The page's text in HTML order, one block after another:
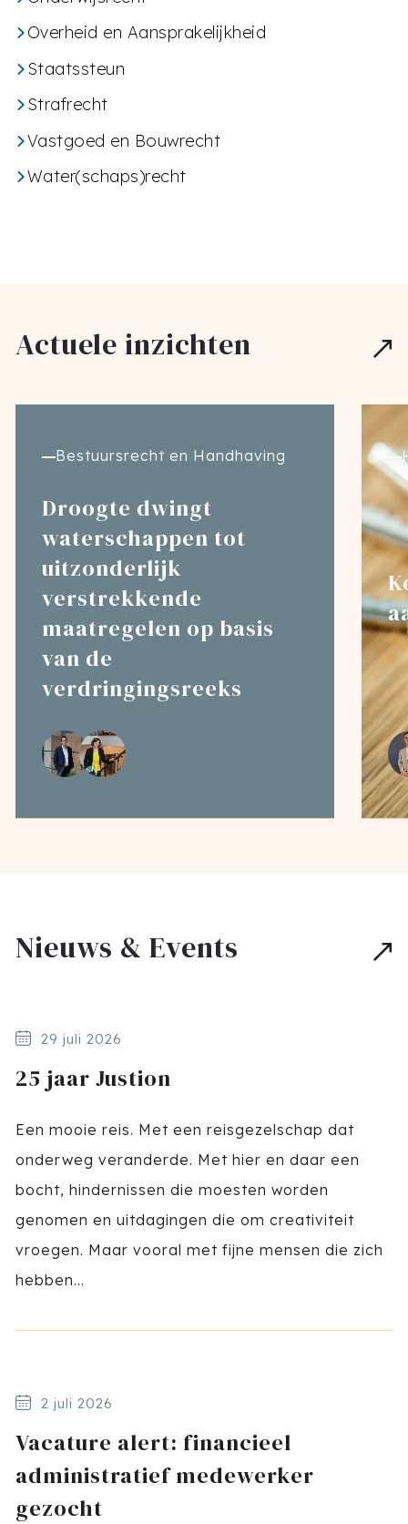
Overheid en Aansprakelijkheid
Staatssteun
Strafrecht
Vastgoed en Bouwrecht
Water(schaps)recht
Actuele inzichten
Bestuursrecht en Handhaving
Droogte dwingt
waterschappen tot
uitzonderlijk
verstrekkende
maatregelen op basis
van de
verdringingsreeks
Nieuws & Events
29 juli 2026
25 jaar Justion
Een mooie reis. Met een reisgezelschap dat
onderweg veranderde. Met hier en daar een
bocht, hindernissen die moesten worden
genomen en uitdagingen die om creativiteit
vroegen. Maar vooral met fijne mensen die zich
hebben...
2 juli 2026
Vacature alert: financieel
administratief medewerker
gezocht